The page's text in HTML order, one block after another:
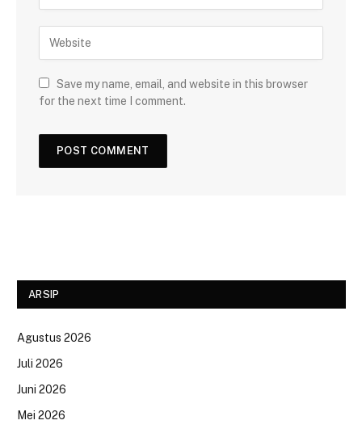
Save my name, email, and website in this browser
for the next time I comment.
ARSIP
Agustus 2026
Juli 2026
Juni 2026
Mei 2026